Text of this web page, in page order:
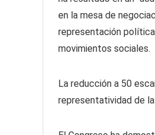
en la mesa de
representación
movimientos sociales.
La reducción a 50
representatividad de